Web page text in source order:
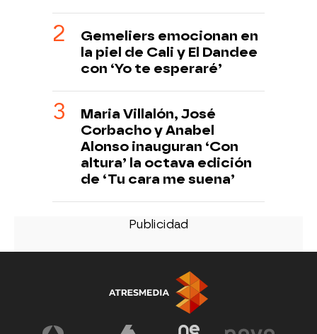
Gemeliers emocionan en
la piel de Cali y El Dandee
con ‘Yo te esperaré’
Maria Villalón, José
Corbacho y Anabel
Alonso inauguran ‘Con
altura’ la octava edición
de ‘Tu cara me suena’